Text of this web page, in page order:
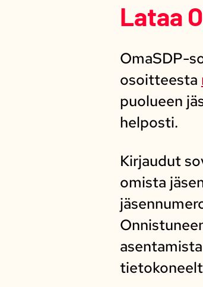
Lataa
OmaSDP-
osoitteesta
puolueen
helposti.
Kirjaudut
omista